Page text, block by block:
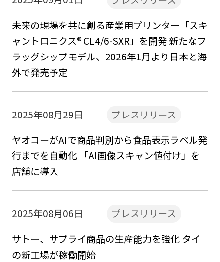
未来の現場を共に創る産業用プリンター「スキ
ャントロニクス® CL4/6-SXR」を開発 新たなフ
ラッグシップモデル、2026年1月より日本と海
外で発売予定
2025年08月29日
プレスリリース
ヤオコーがAIで商品判別から食品表示ラベル発
行までを自動化 「AI画像スキャン値付け」を
店舗に導入
2025年08月06日
プレスリリース
サトー、サプライ商品の生産能力を強化 タイ
の新工場が稼働開始